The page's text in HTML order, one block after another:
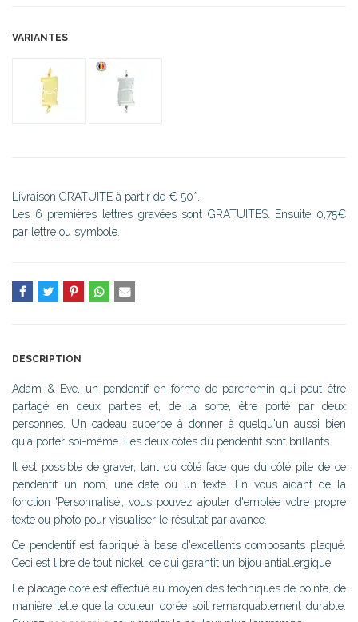
VARIANTES
Livraison GRATUITE à partir de € 50*.
Les 6 premières lettres gravées sont GRATUITES. Ensuite 0,75€
par lettre ou symbole.
DESCRIPTION
Adam & Eve, un pendentif en forme de parchemin qui peut être
partagé en deux parties et, de la sorte, être porté par deux
personnes. Un cadeau superbe à donner à quelqu'un aussi bien
qu'à porter soi-même. Les deux côtés du pendentif sont brillants.
Il est possible de graver, tant du côté face que du côté pile de ce
pendentif un nom, une date ou un texte. En vous aidant de la
fonction 'Personnalisé', vous pouvez ajouter d'emblée votre propre
texte ou photo pour visualiser le résultat par avance.
Ce pendentif est fabriqué à base d'excellents composants plaqué.
Ceci est libre de tout nickel, ce qui garantit un bijou antiallergique.
Le placage doré est effectué au moyen des techniques de pointe, de
manière telle que la couleur dorée soit remarquablement durable.